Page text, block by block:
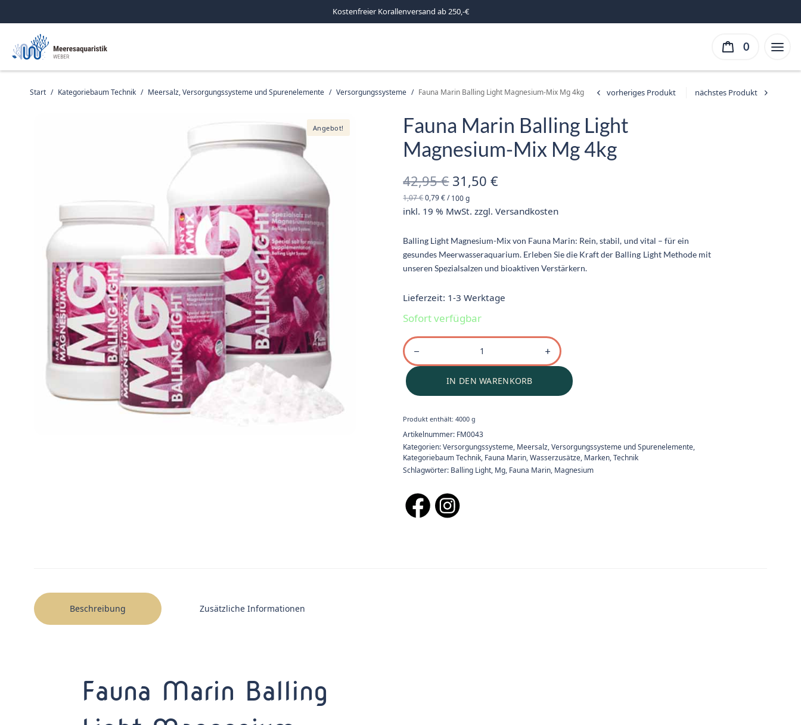
Kostenfreier Korallenversand ab 250,-€
0
Start / Kategoriebaum Technik / Meersalz, Versorgungssysteme und Spurenelemente / Versorgungssysteme / Fauna Marin Balling Light Magnesium-Mix Mg 4kg
Angebot!
Fauna Marin Balling Light
Magnesium-Mix Mg 4kg
42,95€ Ursprünglicher
Preis war:
31,50€
1,07€0,79€/100 g
inkl. 19 % MwSt. zzgl.Versandkosten
Balling Light Magnesium-Mix von Fauna Marin: Rein, stabil, und vital – für ein
gesundes Meerwasseraquarium. Erleben Sie die Kraft der Balling Light Methode mit
unseren Spezialsalzen und bioaktiven Verstärkern.
Lieferzeit: 1-3 Werktage
Sofort verfügbar
IN DEN WARENKORB
Produkt enthält: 4000g
Artikelnummer: FM0043
Kategorien:Versorgungssysteme, Meersalz, Versorgungssysteme und Spurenelemente,
Kategoriebaum Technik, Fauna Marin,Wasserzusätze, Marken,Technik
Schlagwörter: Balling Light, Mg, Fauna Marin, Magnesium
Beschreibung Zusätzliche Informationen
Fauna Marin Balling